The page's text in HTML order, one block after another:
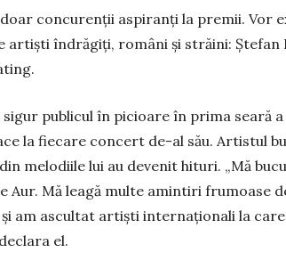
concurenţii aspiranţi la premii. Vor
artişti îndră­giţi, români şi străini: Ştefan
publicul în picioare în prima seară a
la fiecare con­cert de-al său. Artistul
melodiile lui au devenit hituri. „Mă
Aur. Mă lea­gă multe amintiri frumoase
am ascultat artişti internaţionali la
el.